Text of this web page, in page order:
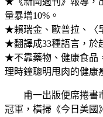
量暴增10%。
★賴瑞金、歐普拉、〈
★翻譯成33種語言，於
★不靠藥物、健康食品
理時鐘聰明甩肉的健康
甫一出版便席捲書市
冠軍，橫掃《今日美國